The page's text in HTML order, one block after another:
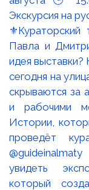
Павла и
идея
сегодня на
скрываются за
и рабочими
Истории,
проведёт
увидеть
который